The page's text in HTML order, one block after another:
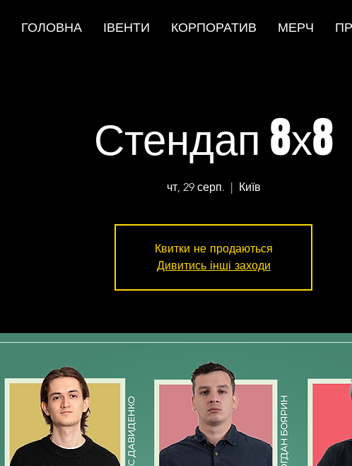
ГОЛОВНА ІВЕНТИ КОРПОРАТИВ МЕРЧ
Стендап 8х8
чт, 29 серп.
  |
Київ
Квитки не продаються
Дивитись інші заходи